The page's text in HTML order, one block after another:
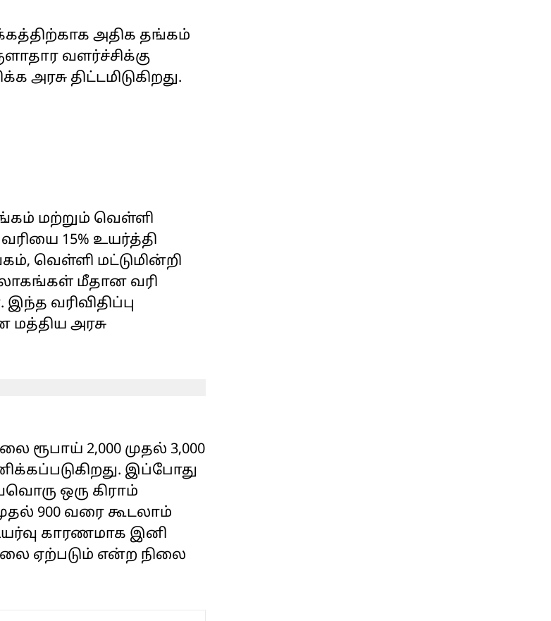
அதிக தங்கம்
வளர்ச்சிக்கு
திட்டமிடுகிறது.
மற்றும் வெள்ளி
15% உயர்த்தி
வெள்ளி மட்டுமின்றி
மீதான வரி
வரிவிதிப்பு
அரசு
2,000 முதல் 3,000
இப்போது
ஒரு கிராம்
900 வரை கூடலாம்
காரணமாக இனி
ஏற்படும் என்ற நிலை